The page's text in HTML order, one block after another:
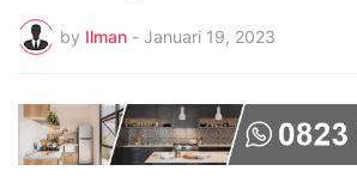
by Ilman - Januari 19, 2023